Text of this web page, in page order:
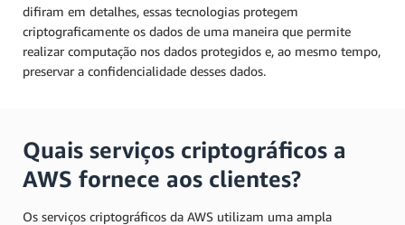
difiram em detalhes, essas tecnologias protegem
criptograficamente os dados de uma maneira que permite
realizar computação nos dados protegidos e, ao mesmo tempo,
preservar a confidencialidade desses dados.
Quais serviços criptográficos a
AWS fornece aos clientes?
Os serviços criptográficos da AWS utilizam uma ampla